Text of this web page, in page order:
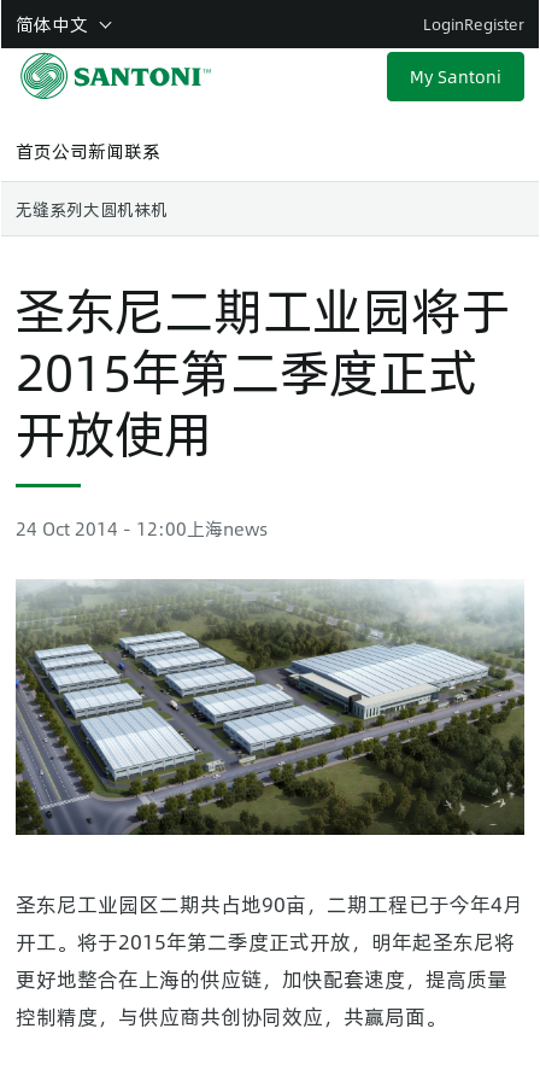
Skip
to
main
content
简体中文 LoginRegister
首页公司新闻联系
My Santoni
无缝系列大圆机袜机
圣东尼二期工业园将于
2015年第二季度正式
开放使用
24 Oct 2014 - 12:00 上海news
圣东尼工业园区二期共占地90亩，二期工程已于今年4月
开工。将于2015年第二季度正式开放，明年起圣东尼将
更好地整合在上海的供应链，加快配套速度，提高质量
控制精度，与供应商共创协同效应，共赢局面。